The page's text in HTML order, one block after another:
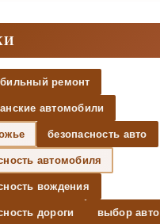
ремонт
автомобили
безопасность авто
автомобиля
вождения
дороги выбор авто